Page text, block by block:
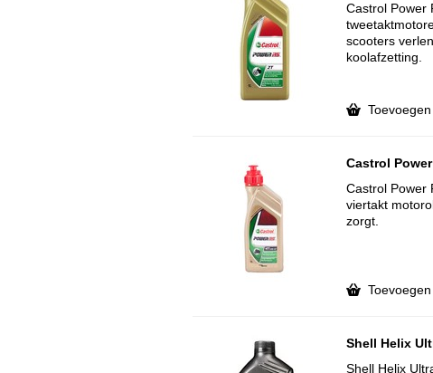
Castrol Power
scooters
koolafzetting.
Castrol
Castrol Power
viertakt
zorgt.
Shell Helix
Shell Helix